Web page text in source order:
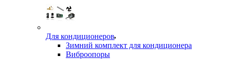
Для кондиционеров
Зимний комплект для кондиционера
Виброопоры